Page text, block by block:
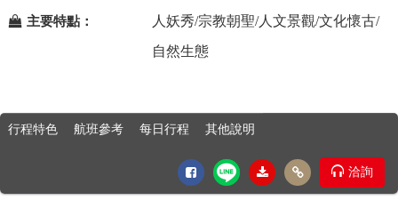
主要特點：
人妖秀/宗教朝聖/人文景觀/文化懷古/
自然生態
行程特色 航班參考 每日行程 其他說明
洽詢